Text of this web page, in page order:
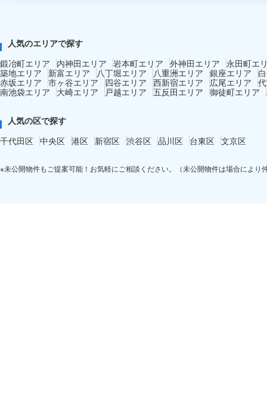
人気のエリアで探す
鍛冶町エリア
内神田エリア 岩本町エリア 外神田エリア
永田町エ
築地エリア
新富エリア 八丁堀エリア 八重洲エリア 銀座エリア
赤坂エリア 市ヶ谷エリア 四谷エリア 西新宿エリア 広尾エリア
南池袋エリア
大崎エリア 戸越エリア 五反田エリア 御徒町エリア
人気の区で探す
千代田区 中央区 港区 新宿区 渋谷区 品川区 台東区 文京区
※未公開物件もご提案可能！お気軽にご相談ください。（未公開物件は場合により